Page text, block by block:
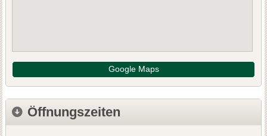
Google Maps
Öffnungszeiten